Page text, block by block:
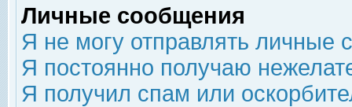
Личные сообщения
Я не могу отправлять личные
Я постоянно получаю
Я получил спам или